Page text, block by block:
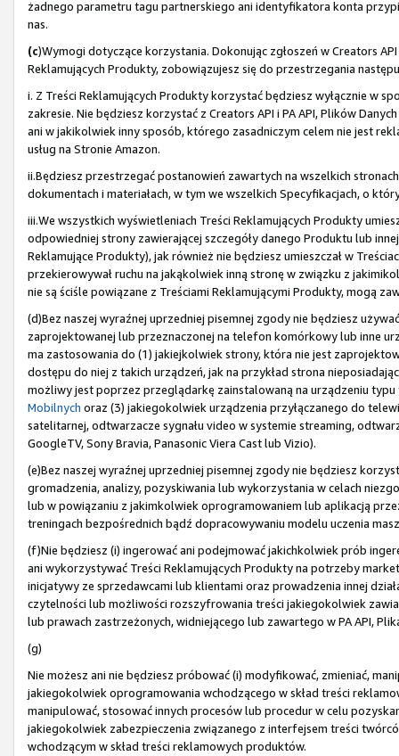
żadnego parametru tagu partnerskiego ani identyfikatora konta
nas.
(c)Wymogi dotyczące korzystania. Dokonując zgłoszeń w Creators
Reklamujących Produkty, zobowiązujesz się do przestrzegania
i. Z Treści Reklamujących Produkty korzystać będziesz wyłącznie w
zakresie. Nie będziesz korzystać z Creators API i PA API, Plików
ani w jakikolwiek inny sposób, którego zasadniczym celem nie jest
usług na Stronie Amazon.
ii.Będziesz przestrzegać postanowień zawartych na wszelkich
dokumentach i materiałach, w tym we wszelkich Specyfikacjach, o
iii.We wszystkich wyświetleniach Treści Reklamujących Produkty
odpowiedniej strony zawierającej szczegóły danego Produktu lub
Reklamujące Produkty), jak również nie będziesz umieszczał w
przekierowywał ruchu na jakąkolwiek inną stronę w związku z
nie są ściśle powiązane z Treściami Reklamującymi Produkty, mogą
(d)Bez naszej wyraźnej uprzedniej pisemnej zgody nie będziesz
zaprojektowanej lub przeznaczonej na telefon komórkowy lub inne
ma zastosowania do (1) jakiejkolwiek strony, która nie jest
dostępu do niej z takich urządzeń, jak na przykład strona
możliwy jest poprzez przeglądarkę zainstalowaną na urządzeniu
Mobilnych oraz (3) jakiegokolwiek urządzenia przyłączanego do
satelitarnej, odtwarzacze sygnału video w systemie streaming,
GoogleTV, Sony Bravia, Panasonic Viera Cast lub Vizio).
(e)Bez naszej wyraźnej uprzedniej pisemnej zgody nie będziesz
gromadzenia, analizy, pozyskiwania lub wykorzystania w celach
lub w powiązaniu z jakimkolwiek oprogramowaniem lub aplikacją
treningach bezpośrednich bądź dopracowywaniu modelu uczenia
(f)Nie będziesz (i) ingerować ani podejmować jakichkolwiek prób
ani wykorzystywać Treści Reklamujących Produkty na potrzeby
inicjatywy ze sprzedawcami lub klientami oraz prowadzenia innej
czytelności lub możliwości rozszyfrowania treści jakiegokolwiek
lub prawach zastrzeżonych, widniejącego lub zawartego w PA API,
(g)
Nie możesz ani nie będziesz próbować (i) modyfikować, zmieniać,
jakiegokolwiek oprogramowania wchodzącego w skład treści
manipulować, stosować innych procesów lub procedur w celu
jakiegokolwiek zabezpieczenia związanego z interfejsem treści
wchodzącym w skład treści reklamowych produktów.